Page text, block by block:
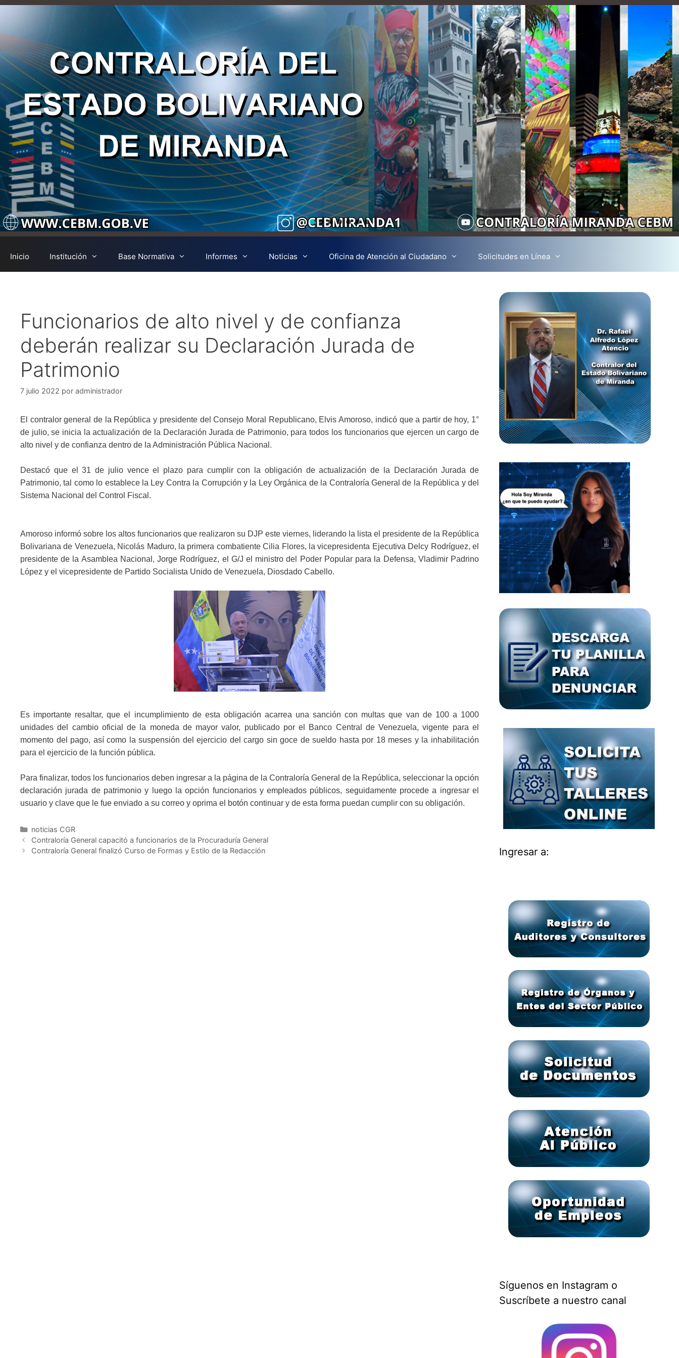
Inicio Institución Base Normativa Informes Noticias Oficina de Atención al Ciudadano Solicitudes en Línea
Funcionarios de alto nivel y de confianza
deberán realizar su Declaración Jurada de
Patrimonio
7 julio 2022 por administrador
El contralor general de la República y presidente del Consejo Moral Republicano, Elvis Amoroso, indicó que a partir de hoy, 1°
de julio, se inicia la actualización de la Declaración Jurada de Patrimonio, para todos los funcionarios que ejercen un cargo de
alto nivel y de confianza dentro de la Administración Pública Nacional.
Destacó que el 31 de julio vence el plazo para cumplir con la obligación de actualización de la Declaración Jurada de
Patrimonio, tal como lo establece la Ley Contra la Corrupción y la Ley Orgánica de la Contraloría General de la República y del
Sistema Nacional del Control Fiscal.
Amoroso informó sobre los altos funcionarios que realizaron su DJP este viernes, liderando la lista el presidente de la República
Bolivariana de Venezuela, Nicolás Maduro, la primera combatiente Cilia Flores, la vicepresidenta Ejecutiva Delcy Rodríguez, el
presidente de la Asamblea Nacional, Jorge Rodríguez, el G/J el ministro del Poder Popular para la Defensa, Vladimir Padrino
López y el vicepresidente de Partido Socialista Unido de Venezuela, Diosdado Cabello.
Es importante resaltar, que el incumplimiento de esta obligación acarrea una sanción con multas que van de 100 a 1000
unidades del cambio oficial de la moneda de mayor valor, publicado por el Banco Central de Venezuela, vigente para el
momento del pago, así como la suspensión del ejercicio del cargo sin goce de sueldo hasta por 18 meses y la inhabilitación
para el ejercicio de la función pública.
Para finalizar, todos los funcionarios deben ingresar a la página de la Contraloría General de la República, seleccionar la opción
declaración jurada de patrimonio y luego la opción funcionarios y empleados públicos, seguidamente procede a ingresar el
usuario y clave que le fue enviado a su correo y oprima el botón continuar y de esta forma puedan cumplir con su obligación.
noticias CGR
Contraloría General capacitó a funcionarios de la Procuraduría General
Contraloría General finalizó Curso de Formas y Estilo de la Redacción
Ingresar a:
Síguenos en Instagram o
Suscríbete a nuestro canal